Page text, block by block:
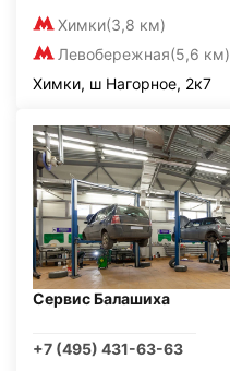
Химки(3,8 км)
Левобережная(5,6 км)
Химки, ш Нагорное, 2к7
Сервис Балашиха
+7 (495) 431-63-63